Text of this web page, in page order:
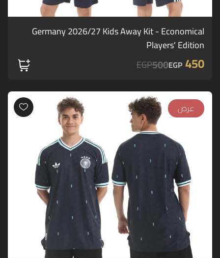
Germany 2026/27 Kids Away Kit - Economical
Players' Edition
450
EGP
500
EGP
عرض